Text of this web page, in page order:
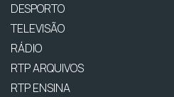
DESPORTO
TELEVISÃO
RÁDIO
RTP ARQUIVOS
RTP ENSINA